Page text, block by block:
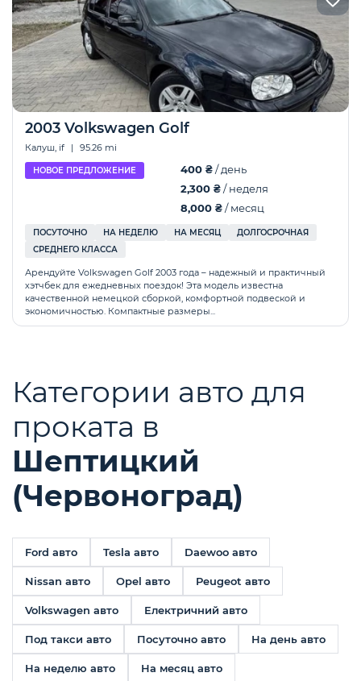
2003 Volkswagen Golf
Калуш, if | 95.26 mi
НОВОЕ ПРЕДЛОЖЕНИЕ 400 ₴/ день
2,300 ₴/ неделя
8,000 ₴/ месяц
ПОСУТОЧНО НА НЕДЕЛЮ НА МЕСЯЦ
ДОЛГОСРОЧНАЯ
СРЕДНЕГО КЛАССА
Арендуйте Volkswagen Golf 2003 года – надежный и практичный
хэтчбек для ежедневных поездок! Эта модель известна
качественной немецкой сборкой, комфортной подвеской и
экономичностью. Компактные размеры...
Категории авто для
проката в
Шептицкий
(Червоноград)
Ford авто Tesla авто Daewoo авто
Nissan авто Opel авто Peugeot авто
Volkswagen авто Електричний авто
Под такси авто Посуточно авто На день авто
На неделю авто На месяц авто